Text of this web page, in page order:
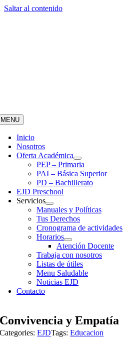
Saltar al contenido
MENU
Inicio
Nosotros
Oferta Académica
PEP – Primaria
PAI – Básica Superior
PD – Bachillerato
EJD Preschool
Servicios
Manuales y Políticas
Tus Derechos
Cronograma de actividades
Horarios
Atención Docente
Trabaja con nosotros
Listas de útiles
Menu Saludable
Noticias EJD
Contacto
Convivencia y Empatía
Categories:EJDTags:Educacion